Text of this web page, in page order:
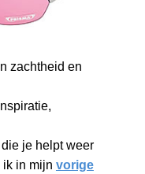
zachtheid en
die je helpt weer
ik in mijn vorige